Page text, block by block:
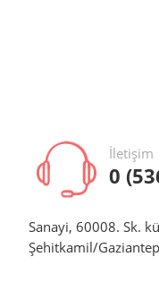
İletişim
0
Sanayi, 60008. Sk.
Şehitkamil/Gaziantep